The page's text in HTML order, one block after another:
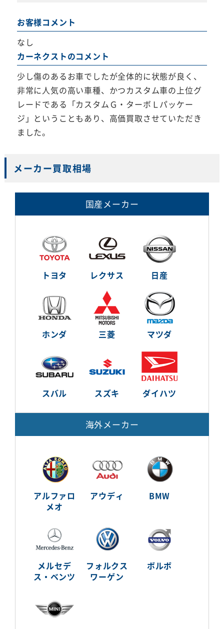
お客様コメント
なし
カーネクストのコメント
少し傷のあるお車でしたが全体的に状態が良く、
非常に人気の高い車種、かつカスタム車の上位グ
レードである「カスタムＧ・ターボＬパッケー
ジ」ということもあり、高価買取させていただき
ました。
メーカー買取相場
国産メーカー
トヨタ レクサス 日産
ホンダ 三菱 マツダ
スバル スズキ ダイハツ
海外メーカー
アルファロ
メオ
アウディ BMW
メルセデ
ス・ベンツ
フォルクス
ワーゲン
ボルボ